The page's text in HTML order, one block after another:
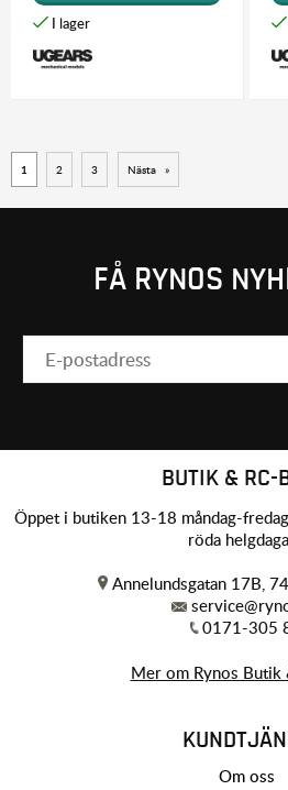
1 2 3 Nästa »
FÅ RYNOS
BUTIK & RC-
Öppet i butiken 13-18 måndag-
röda
Annelundsgatan 17B,
0171-305
Mer om Rynos Butik
Om oss